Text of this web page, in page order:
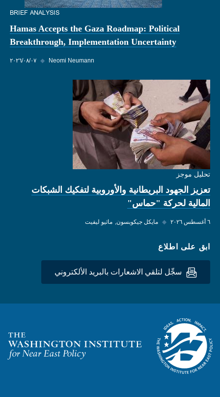
BRIEF ANALYSIS
Hamas Accepts the Gaza Roadmap: Political
Breakthrough, Implementation Uncertainty
٠٧‏/٠٨‏/٢٠٢٦ ◆ Neomi Neumann
تحليل موجز
تعزيز الجهود البريطانية والأوروبية لتفكيك الشبكات
المالية لحركة "حماس"
٦ أغسطس ٢٠٢٦ ◆ مايكل جيكوبسون ماثيو ليفيت
ابق على اطلاع
سجِّل لتلقي الاشعارات بالبريد الألكتروني
Homepage